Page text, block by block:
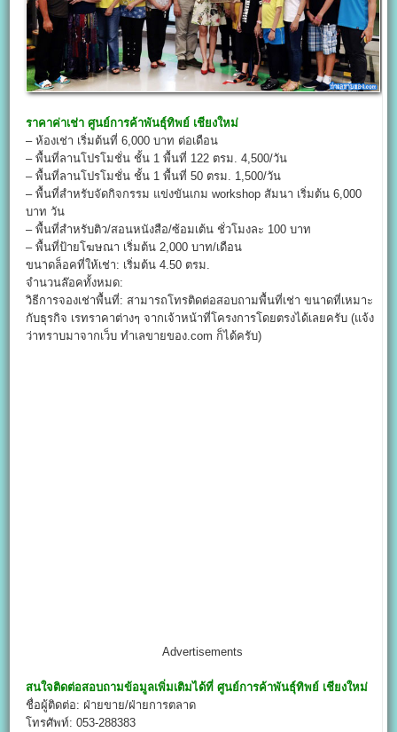
ราคาค่าเช่า ศูนย์การค้าพันธุ์ทิพย์ เชียงใหม่
– ห้องเช่า เริ่มต้นที่ 6,000 บาท ต่อเดือน
– พื้นที่ลานโปรโมชั่น ชั้น 1 พื้นที่ 122 ตรม. 4,500/วัน
– พื้นที่ลานโปรโมชั่น ชั้น 1 พื้นที่ 50 ตรม. 1,500/วัน
– พื้นที่สำหรับจัดกิจกรรม แข่งขันเกม workshop สัมนา เริ่มต้น 6,000
บาท วัน
– พื้นที่สำหรับติว/สอนหนังสือ/ซ้อมเต้น ชั่วโมงละ 100 บาท
– พื้นที่ป้ายโฆษณา เริ่มต้น 2,000 บาท/เดือน
ขนาดล็อคที่ให้เช่า: เริ่มต้น 4.50 ตรม.
จำนวนล๊อคทั้งหมด:
วิธีการจองเช่าพื้นที่: สามารถโทรติดต่อสอบถามพื้นที่เช่า ขนาดที่เหมาะ
กับธุรกิจ เรทราคาต่างๆ จากเจ้าหน้าที่โครงการโดยตรงได้เลยครับ (แจ้ง
ว่าทราบมาจากเว็บ ทำเลขายของ.com ก็ได้ครับ)
Advertisements
สนใจติดต่อสอบถามข้อมูลเพิ่มเติมได้ที่ ศูนย์การค้าพันธุ์ทิพย์ เชียงใหม่
ชื่อผู้ติดต่อ: ฝ่ายขาย/ฝ่ายการตลาด
โทรศัพท์: 053-288383